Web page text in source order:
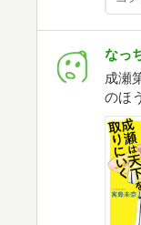
なっ
成瀬
のほ